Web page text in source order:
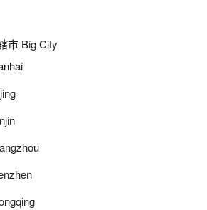
市 Big City